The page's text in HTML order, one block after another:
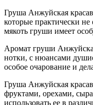
Груша Анжуйская
которые практически
мякоть груши имеет
Аромат груши
нотки, с нюансами
особое очарование и
Груша Анжуйская
фруктами, орехами,
использовать ее в